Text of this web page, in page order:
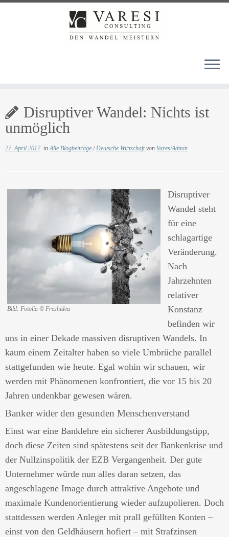
Inhalt
springen
Disruptiver Wandel: Nichts ist
unmöglich
27. April 2017inAlle Blogbeiträge/Deutsche Wirtschaftvon VaresiAdmin
Bild: Fotolia © Freshidea
Disruptiver
Wandel steht
für eine
schlagartige
Veränderung.
Nach
Jahrzehnten
relativer
Konstanz
befinden wir
uns in einer Dekade massiven disruptiven Wandels. In
kaum einem Zeitalter haben so viele Umbrüche parallel
stattgefunden wie heute. Egal wohin wir schauen, wir
werden mit Phänomenen konfrontiert, die vor 15 bis 20
Jahren undenkbar gewesen wären.
Banker wider den gesunden Menschenverstand
Einst war eine Banklehre ein sicherer Ausbildungstipp,
doch diese Zeiten sind spätestens seit der Bankenkrise und
der Nullzinspolitik der EZB Vergangenheit. Der gute
Unternehmer würde nun alles daran setzen, das
angeschlagene Image durch attraktive Angebote und
maximale Kundenorientierung wieder aufzupolieren. Doch
stattdessen werden Anleger mit prall gefüllten Konten –
einst von den Geldhäusern hofiert – mit Strafzinsen